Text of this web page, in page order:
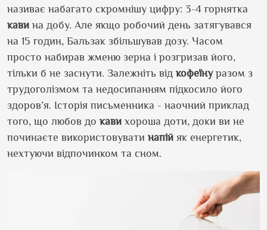
називає набагато скромнішу цифру: 3-4 горнятка
кави на добу. Але якщо робочий день затягувався
на 15 годин, Бальзак збільшував дозу. Часом
просто набирав жменю зерна і розгризав його,
тільки б не заснути. Залежніть від кофеїнуразом з
трудоголізмом та недосипанням підкосило його
здоров’я. Історія письменника - наочний приклад
того, що любов до кави хороша доти, доки ви не
починаєте використовувати напій як енергетик,
нехтуючи відпочинком та сном.